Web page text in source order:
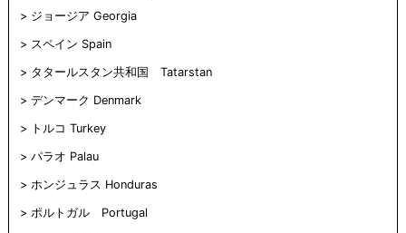
ジョージア Georgia
スペイン Spain
タタールスタン共和国 Tatarstan
デンマーク Denmark
トルコ Turkey
パラオ Palau
ホンジュラス Honduras
ポルトガル Portugal